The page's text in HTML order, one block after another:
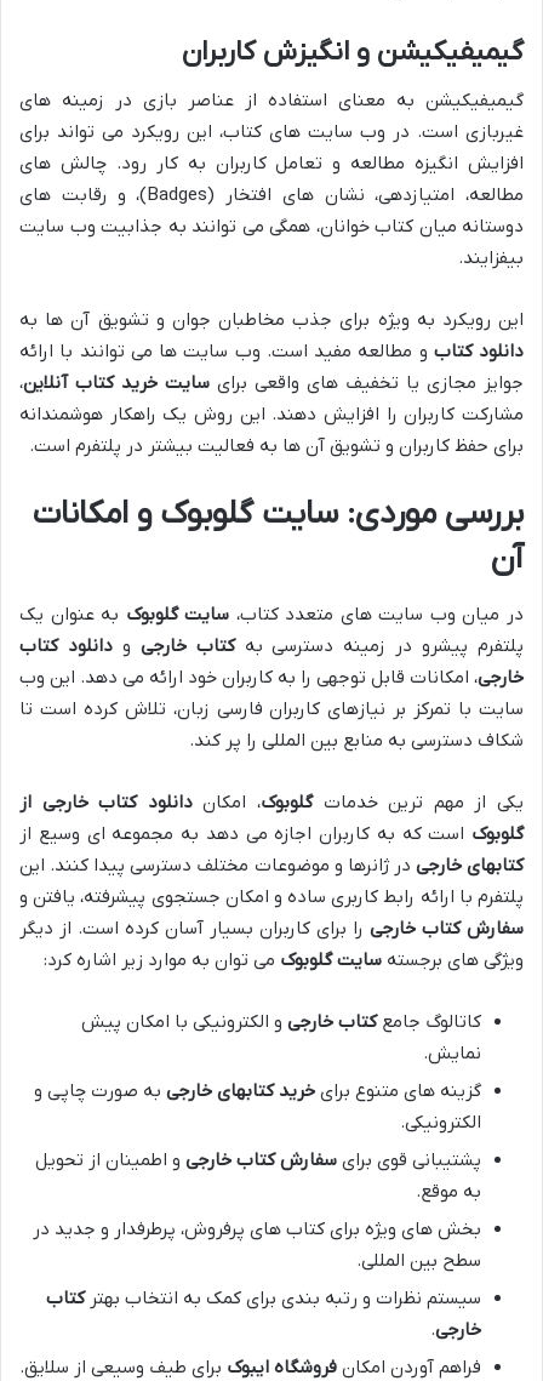
گیمیفیکیشن و انگیزش کاربران
گیمیفیکیشن به معنای استفاده از عناصر بازی در زمینه های
غیربازی است. در وب سایت های کتاب، این رویکرد می تواند برای
افزایش انگیزه مطالعه و تعامل کاربران به کار رود. چالش های
مطالعه، امتیازدهی، نشان های افتخار (Badges)، و رقابت های
دوستانه میان کتاب خوانان، همگی می توانند به جذابیت وب سایت
بیفزایند.
این رویکرد به ویژه برای جذب مخاطبان جوان و تشویق آن ها به
دانلود کتاب و مطالعه مفید است. وب سایت ها می توانند با ارائه
جوایز مجازی یا تخفیف های واقعی برای سایت خرید کتاب آنلاین،
مشارکت کاربران را افزایش دهند. این روش یک راهکار هوشمندانه
برای حفظ کاربران و تشویق آن ها به فعالیت بیشتر در پلتفرم است.
بررسی موردی: سایت گلوبوک و امکانات
آن
در میان وب سایت های متعدد کتاب، سایت گلوبوک به عنوان یک
پلتفرم پیشرو در زمینه دسترسی بهکتاب خارجی ودانلود کتاب
خارجی، امکانات قابل توجهی را به کاربران خود ارائه می دهد. این وب
سایت با تمرکز بر نیازهای کاربران فارسی زبان، تلاش کرده است تا
شکاف دسترسی به منابع بین المللی را پر کند.
یکی از مهم ترین خدماتگلوبوک، امکاندانلود کتاب خارجی از
گلوبوک است که به کاربران اجازه می دهد به مجموعه ای وسیع از
کتابهای خارجی در ژانرها و موضوعات مختلف دسترسی پیدا کنند. این
پلتفرم با ارائه رابط کاربری ساده و امکان جستجوی پیشرفته، یافتن و
سفارش کتاب خارجی را برای کاربران بسیار آسان کرده است. از دیگر
ویژگی های برجسته سایت گلوبوک می توان به موارد زیر اشاره کرد:
کاتالوگ جامعکتاب خارجی و الکترونیکی با امکان پیش
نمایش.
گزینه های متنوع برای خرید کتابهای خارجی به صورت چاپی و
الکترونیکی.
پشتیبانی قوی برای سفارش کتاب خارجی و اطمینان از تحویل
به موقع.
بخش های ویژه برای کتاب های پرفروش، پرطرفدار و جدید در
سطح بین المللی.
سیستم نظرات و رتبه بندی برای کمک به انتخاب بهترکتاب
خارجی.
فراهم آوردن امکان فروشگاه ایبوک برای طیف وسیعی از سلایق.